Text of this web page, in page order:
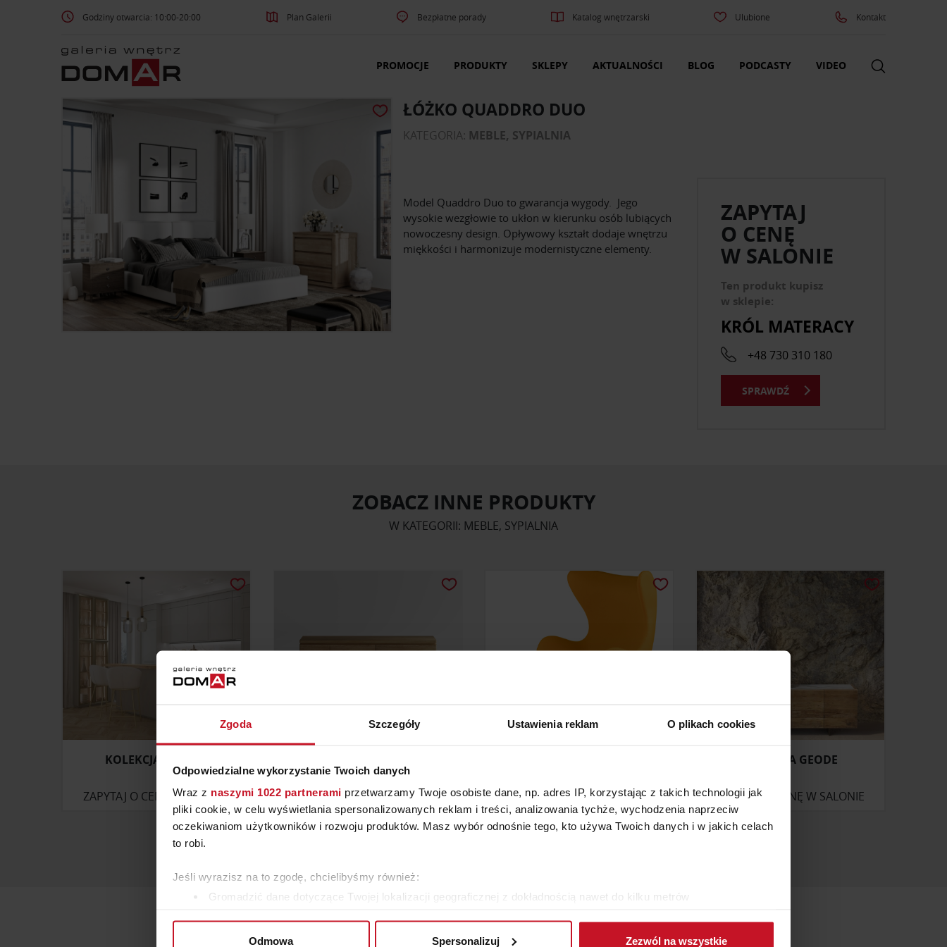
Zgoda Szczegóły Ustawienia reklam O plikach cookies
Odpowiedzialne wykorzystanie Twoich danych
Wraz z naszymi 1022 partnerami przetwarzamy Twoje osobiste dane, np. adres IP, korzystając z takich technologii jak
pliki cookie, w celu wyświetlania spersonalizowanych reklam i treści, analizowania tychże, wychodzenia naprzeciw
oczekiwaniom użytkowników i rozwoju produktów. Masz wybór odnośnie tego, kto używa Twoich danych i w jakich celach
to robi.
Jeśli wyrazisz na to zgodę, chcielibyśmy również:
Gromadzić dane dotyczące Twojej lokalizacji geograficznej z dokładnością nawet do kilku metrów
Odmowa Spersonalizuj Zezwól na wszystkie
Godziny otwarcia: 10:00-20:00 Plan Galerii Bezpłatne porady Katalog wnętrzarski Ulubione Kontakt
PROMOCJE PRODUKTY SKLEPY AKTUALNOŚCI BLOG PODCASTY VIDEO
ŁÓŻKO QUADDRO DUO
KATEGORIA: MEBLE, SYPIALNIA
Model Quaddro Duo to gwarancja wygody. Jego
wysokie wezgłowie to ukłon w kierunku osób lubiących
nowoczesny design. Opływowy kształt dodaje wnętrzu
miękkości i harmonizuje modernistyczne elementy.
ZAPYTAJ
O CENĘ
W SALONIE
Ten produkt kupisz
w sklepie:
KRÓL MATERACY
+48 730 310 180
SPRAWDŹ
ZOBACZ INNE PRODUKTY
W KATEGORII: MEBLE, SYPIALNIA
KOLEKCJA TORINO
ZAPYTAJ O CENĘ W SALONIE
MODESTA
OD6 400 ZŁ ZAPYTAJ O CENĘ W SALONIE
KOMODA GEODE
ZAPYTAJ O CENĘ W SALONIE